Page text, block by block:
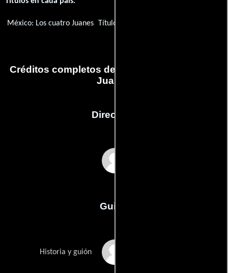
México: Los cuatro Juanes Título original:
Créditos completos de la película Los cuatro
Juanes
Dirección
Guión
Historia y guión